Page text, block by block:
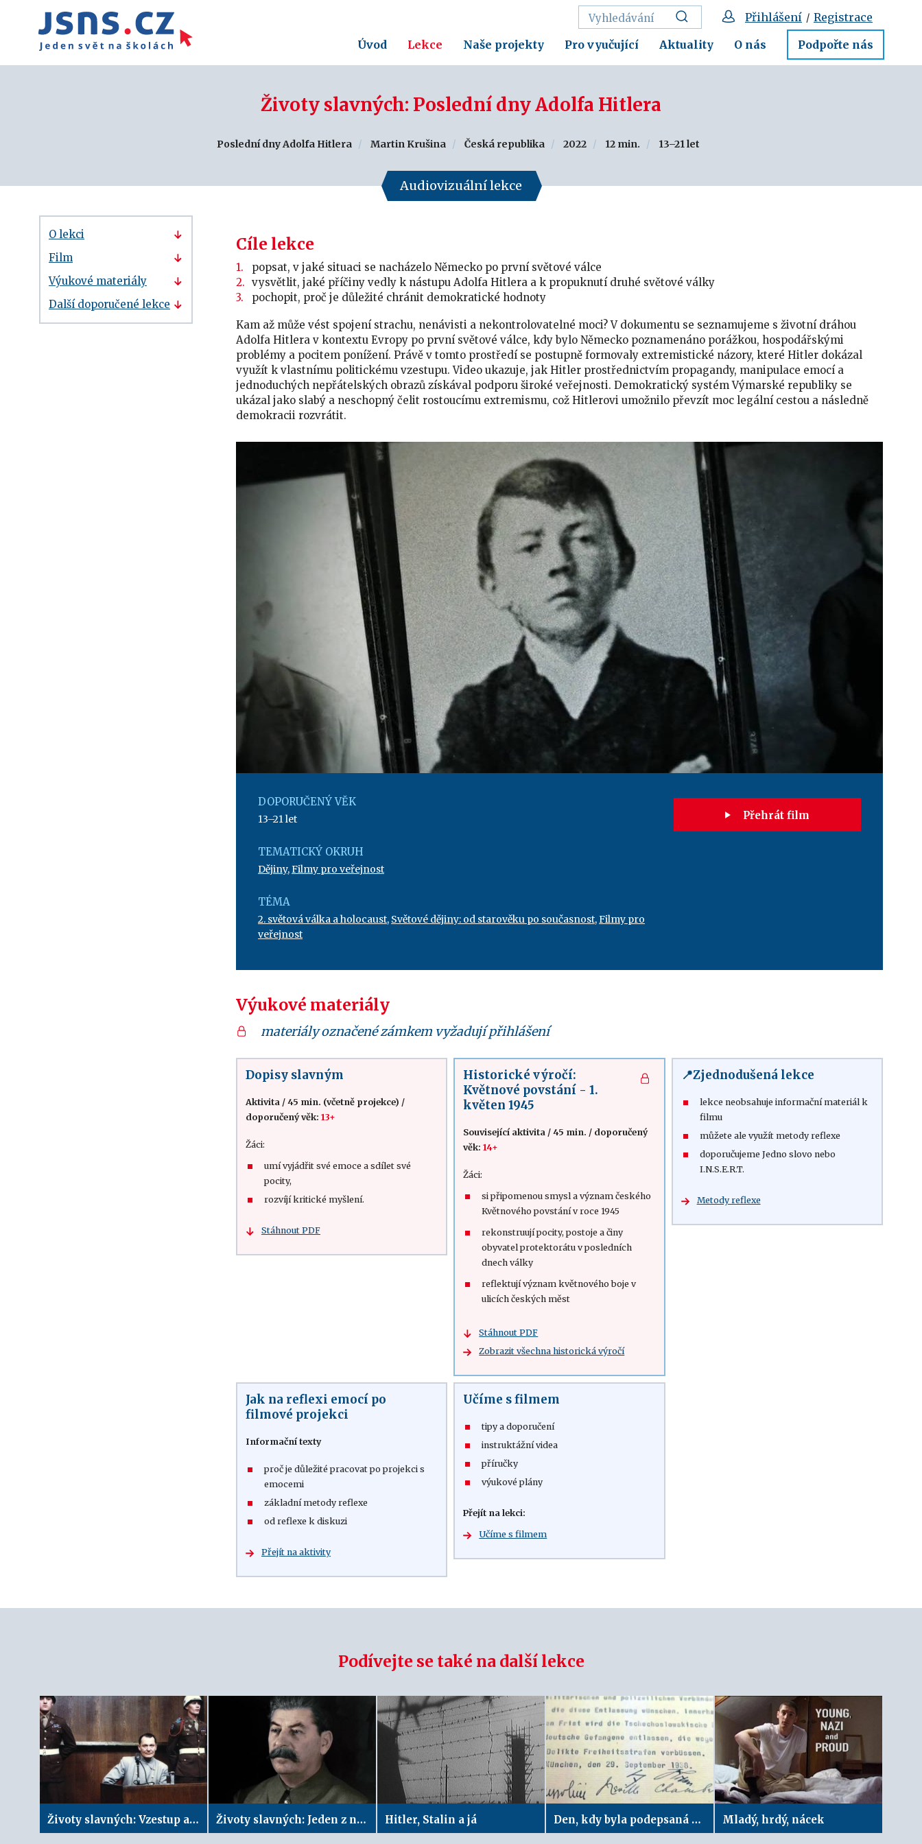
Úvod Lekce Naše projekty Pro vyučující Aktuality O nás Podpořte nás
Přihlášení / Registrace
Životy slavných: Poslední dny Adolfa Hitlera
Poslední dny Adolfa Hitlera Martin Krušina Česká republika 2022 12 min. 13–21 let
Audiovizuální lekce
O lekci
Film
Výukové materiály
Další doporučené lekce
Cíle lekce
popsat, v jaké situaci se nacházelo Německo po první světové válce
vysvětlit, jaké příčiny vedly k nástupu Adolfa Hitlera a k propuknutí druhé světové války
pochopit, proč je důležité chránit demokratické hodnoty
Kam až může vést spojení strachu, nenávisti a nekontrolovatelné moci? V dokumentu se seznamujeme s životní dráhou
Adolfa Hitlera v kontextu Evropy po první světové válce, kdy bylo Německo poznamenáno porážkou, hospodářskými
problémy a pocitem ponížení. Právě v tomto prostředí se postupně formovaly extremistické názory, které Hitler dokázal
využít k vlastnímu politickému vzestupu. Video ukazuje, jak Hitler prostřednictvím propagandy, manipulace emocí a
jednoduchých nepřátelských obrazů získával podporu široké veřejnosti. Demokratický systém Výmarské republiky se
ukázal jako slabý a neschopný čelit rostoucímu extremismu, což Hitlerovi umožnilo převzít moc legální cestou a následně
demokracii rozvrátit.
DOPORUČENÝ VĚK
13–21 let
TEMATICKÝ OKRUH
Dějiny,Filmy pro veřejnost
TÉMA
2. světová válka a holocaust, Světové dějiny: od starověku po současnost,Filmy pro
veřejnost
Přehrát film
Výukové materiály
materiály označené zámkem vyžadují přihlášení
Dopisy slavným
Aktivita / 45 min. (včetně projekce) /
doporučený věk: 13+
Žáci:
umí vyjádřit své emoce a sdílet své
pocity,
rozvíjí kritické myšlení.
Stáhnout PDF
Historické výročí:
Květnové povstání - 1.
květen 1945
Související aktivita /45 min. / doporučený
věk:14+
Žáci:
si připomenou smysl a význam českého
Květnového povstání v roce 1945
rekonstruují pocity, postoje a činy
obyvatel protektorátu v posledních
dnech války
reflektují význam květnového boje v
ulicích českých měst
Stáhnout PDF
Zobrazit všechna historická výročí
📍Zjednodušená lekce
lekce neobsahuje informační materiál k
filmu
můžete ale využít metody reflexe
doporučujeme Jedno slovo nebo
I.N.S.E.R.T.
Metody reflexe
Jak na reflexi emocí po
filmové projekci
Informační texty
proč je důležité pracovat po projekci s
emocemi
základní metody reflexe
od reflexe k diskuzi
Přejít na aktivity
Učíme s filmem
tipy a doporučení
instruktážní videa
příručky
výukové plány
Přejít na lekci:
Učíme s filmem
Podívejte se také na další lekce
Životy slavných: Vzestup a pád druhého muže Třetí říše | Hermann Göring Životy slavných: Jeden z největších zločinců 20. století | Josif Vissarionovič Stalin Hitler, Stalin a já Den, kdy byla podepsaná Mnichovská dohoda (30. září 1938) Mladý, hrdý, nácek